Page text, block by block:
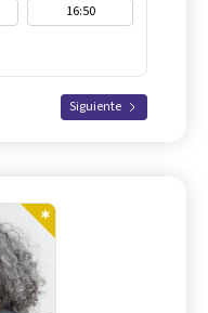
16:50
Siguiente